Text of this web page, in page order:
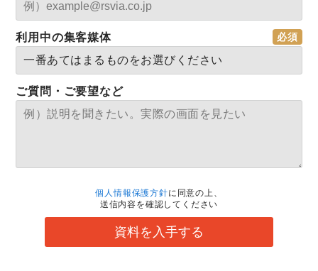
利用中の集客媒体
ご質問・ご要望など
個人情報保護方針に同意の上、
送信内容を確認してください
資料を入手する